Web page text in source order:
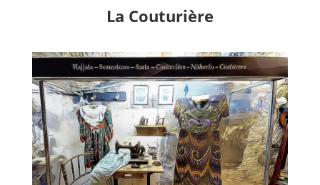
La Couturière